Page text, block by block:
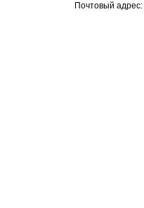
Почтовый